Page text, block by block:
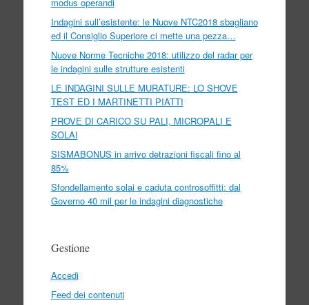
Indagini sull’esistente: le Nuove NTC2018 sbagliano
ed il Consiglio Superiore ci mette una pezza…
Nuove Norme Tecniche 2018: utilizzo del radar per
le indagini sulle strutture esistenti
LE INDAGINI SULLE MURATURE: LO SHOVE
TEST ED I MARTINETTI PIATTI
PROVE DI CARICO SU PALI, MICROPALI E
SOLAI
SISMABONUS in arrivo detrazioni fiscali fino al
85%
Sfondellamento solai e caduta controsoffitti: dal
Governo 40 mil per le indagini diagnostiche
Gestione
Accedi
Feed dei contenuti